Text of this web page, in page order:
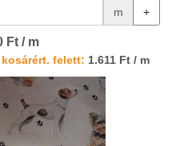
m +
Ft / m
kosárért. felett: 1.611 Ft / m